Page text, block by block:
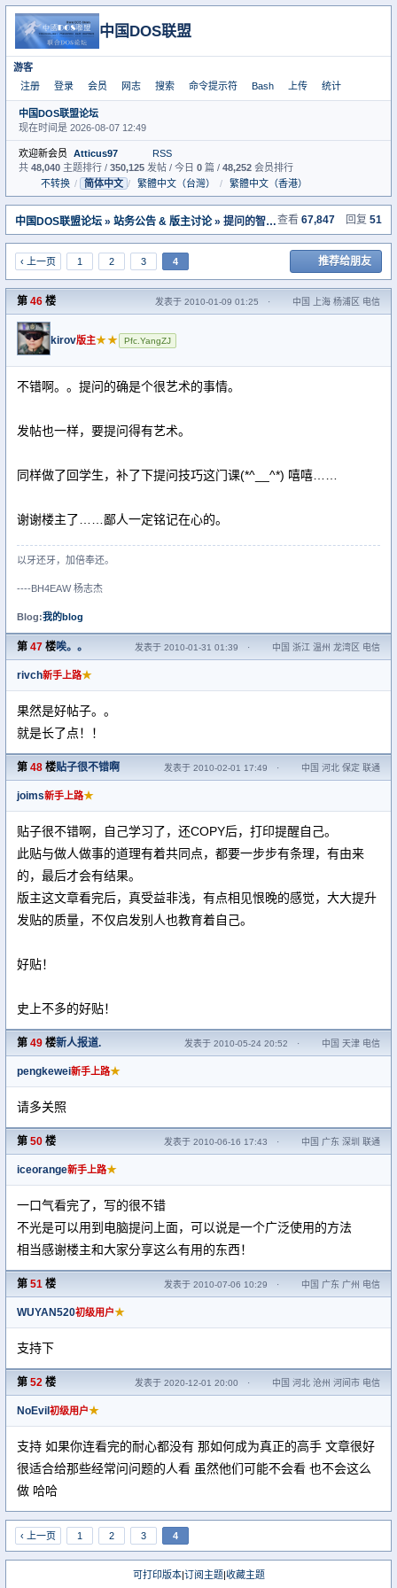
中国DOS联盟
游客
注册
登录 会员 网志 搜索 命令提示符 Bash 上传 统计
中国DOS联盟论坛
现在时间是 2026-08-07 12:49
欢迎新会员 Atticus97
RSS
共 48,040 主题排行 / 350,125 发帖 / 今日 0 篇 / 48,252 会员排行
不转换 / 简体中文 / 繁體中文（台灣） / 繁體中文（香港）
中国DOS联盟论坛 » 站务公告 & 版主讨论» 提问的智慧( How To Ask Questions The Smart Way ) 查看 67,847 回复 51
‹ 上一页 1 2 3 4 推荐给朋友
第 46 楼 发表于 2010-01-09 01:25 · 中国 上海 杨浦区 电信
kirov版主★★ Pfc.YangZJ
不错啊。。提问的确是个很艺术的事情。
发帖也一样，要提问得有艺术。
同样做了回学生，补了下提问技巧这门课(*^__^*) 嘻嘻……
谢谢楼主了……鄙人一定铭记在心的。
以牙还牙，加倍奉还。
----BH4EAW 杨志杰
Blog:我的blog
第 47 楼唉。。 发表于 2010-01-31 01:39 · 中国 浙江 温州 龙湾区 电信
rivch新手上路★
果然是好帖子。。
就是长了点！！
第 48 楼贴子很不错啊 发表于 2010-02-01 17:49 · 中国 河北 保定 联通
joims新手上路★
贴子很不错啊，自己学习了，还COPY后，打印提醒自己。
此贴与做人做事的道理有着共同点，都要一步步有条理，有由来
的，最后才会有结果。
版主这文章看完后，真受益非浅，有点相见恨晚的感觉，大大提升
发贴的质量，不仅启发别人也教育着自己。
好贴！
史上不多的好贴！
第 49 楼新人报道. 发表于 2010-05-24 20:52 · 中国 天津 电信
pengkewei新手上路★
请多关照
第 50 楼 发表于 2010-06-16 17:43 · 中国 广东 深圳 联通
iceorange新手上路★
一口气看完了，写的很不错
不光是可以用到电脑提问上面，可以说是一个广泛使用的方法
相当感谢楼主和大家分享这么有用的东西！
第 51 楼 发表于 2010-07-06 10:29 · 中国 广东 广州 电信
WUYAN520初级用户★
支持下
第 52 楼 发表于 2020-12-01 20:00 · 中国 河北 沧州 河间市 电信
NoEvil 初级用户★
支持 如果你连看完的耐心都没有 那如何成为真正的高手 文章很好
很适合给那些经常问问题的人看 虽然他们可能不会看 也不会这么
做 哈哈
‹ 上一页 1 2 3 4
可打印版本|订阅主题|收藏主题